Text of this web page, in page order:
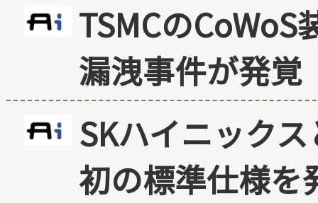
TSMCの
漏洩事件が発覚
SKハイニック
初の標準仕様を